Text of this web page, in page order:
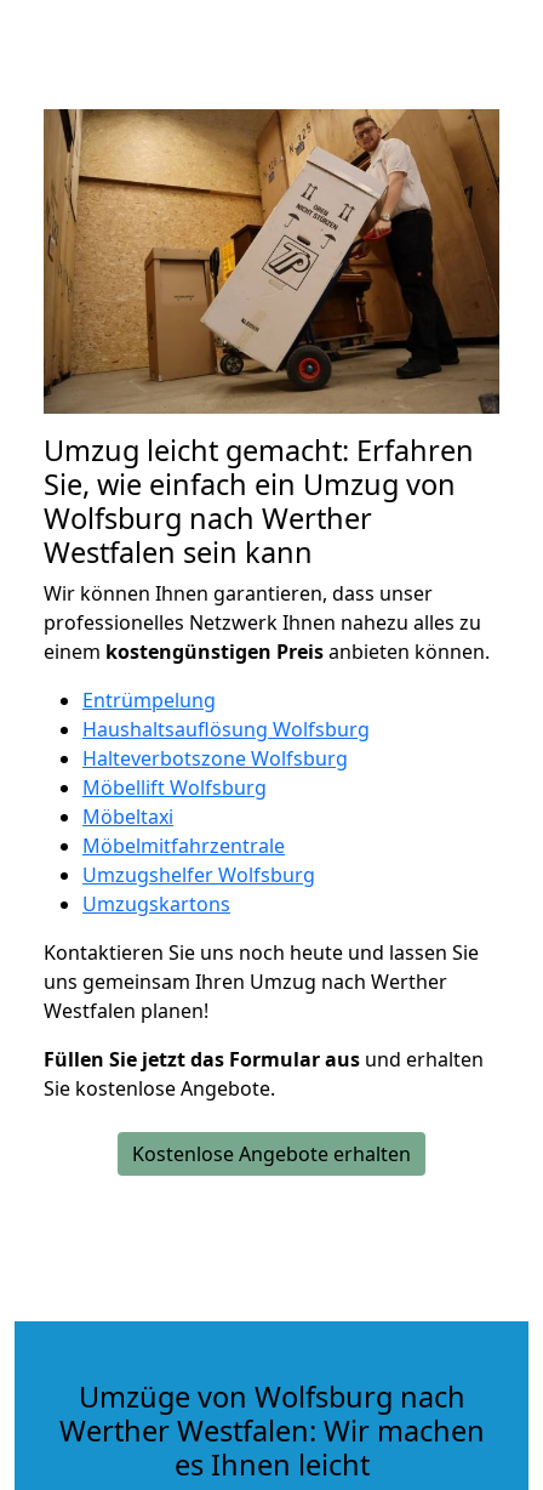
Umzug leicht gemacht: Erfahren
Sie, wie einfach ein Umzug von
Wolfsburg nach Werther
Westfalen sein kann
Wir können Ihnen garantieren, dass unser
professionelles Netzwerk Ihnen nahezu alles zu
einem kostengünstigen Preisanbieten können.
Entrümpelung
Haushaltsauflösung Wolfsburg
Halteverbotszone Wolfsburg
Möbellift Wolfsburg
Möbeltaxi
Möbelmitfahrzentrale
Umzugshelfer Wolfsburg
Umzugskartons
Kontaktieren Sie uns noch heute und lassen Sie
uns gemeinsam Ihren Umzug nach Werther
Westfalen planen!
Füllen Sie jetzt das Formular aus und erhalten
Sie kostenlose Angebote.
Kostenlose Angebote erhalten
Umzüge von Wolfsburg nach
Werther Westfalen: Wir machen
es Ihnen leicht